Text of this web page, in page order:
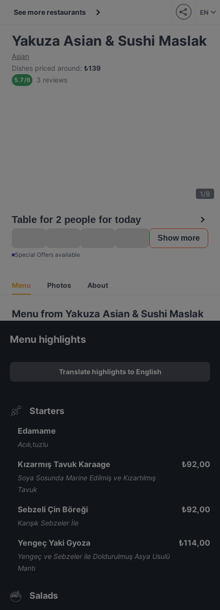
See more restaurants EN
Yakuza Asian & Sushi Maslak
Asian
Dishes priced around: ₺139
5.7/6 3 reviews
1/8
Table for 2 people for today
Show more
Special Offers available
Menu Photos About
Menu from Yakuza Asian & Sushi Maslak
Menu highlights
Translate highlights to English
Starters
Edamame
Acılı,tuzlu
Kızarmış Tavuk Karaage
Soya Sosunda Marine Edilmiş ve Kızartılmış
Tavuk
₺92,00
Sebzeli Çin Böreği
Karışık Sebzeler İle
₺92,00
Yengeç Yaki Gyoza
Yengeç ve Sebzeler ile Doldurulmuş Asya Usulü
Mantı
₺114,00
Salads